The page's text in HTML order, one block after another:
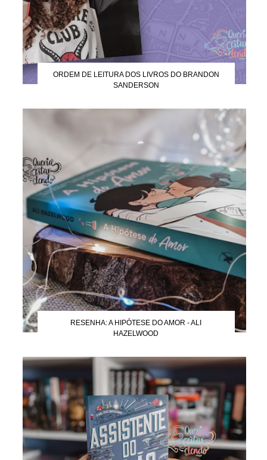
ORDEM DE LEITURA DOS LIVROS DO BRANDON
SANDERSON
RESENHA: A HIPÓTESE DO AMOR - ALI
HAZELWOOD